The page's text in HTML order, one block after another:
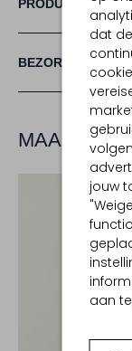
dat
jouw
aan
PRODUCT
BEZORGEN &
MAAK JE